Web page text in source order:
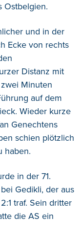
Ostbelgien.
und in der
Ecke von rechts
Distanz mit
Minuten
auf dem
Wieder kurze
Genechtens
schien plötzlich
haben.
in der 71.
Gedikli, der aus
traf. Sein dritter
die AS ein